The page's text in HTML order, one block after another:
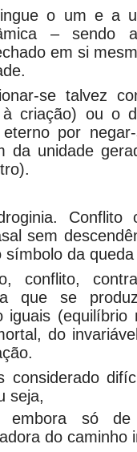
o um e a
– sendo
em si
se talvez
criação) ou o
por
da unidade
Conflito
sem
símbolo da
conflito,
que se
iguais (equilíbrio
do
considerado
seja,
embora só de
do caminho